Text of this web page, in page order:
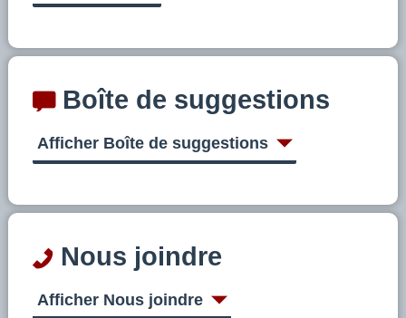
Boîte de suggestions
Afficher Boîte de suggestions
Nous joindre
Afficher Nous joindre